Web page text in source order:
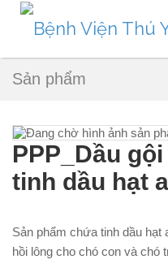
Sản phẩm
PPP_Dầu
tinh dầu hạt
Sản phẩm chứa tinh dầu hạt
hồi lông cho chó con và chó